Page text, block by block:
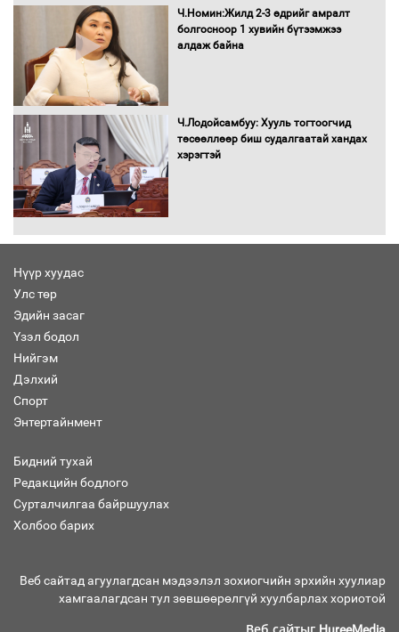
хүүхдүүдэд сургуулийн автобус
Ч.Номин:Жилд 2-3 өдрийг амралт
болгосноор 1 хувийн бүтээмжээ
алдаж байна
Ч.Лодойсамбуу: Хууль тогтоогчид
төсөөллөөр биш судалгаатай хандах
хэрэгтэй
Нүүр хуудас
Улс төр
Эдийн засаг
Үзэл бодол
Нийгэм
Дэлхий
Спорт
Энтертайнмент
Бидний тухай
Редакцийн бодлого
Сурталчилгаа байршуулах
Холбоо барих
Веб сайтад агуулагдсан мэдээлэл зохиогчийн эрхийн хуулиар
хамгаалагдсан тул зөвшөөрөлгүй хуулбарлах хориотой